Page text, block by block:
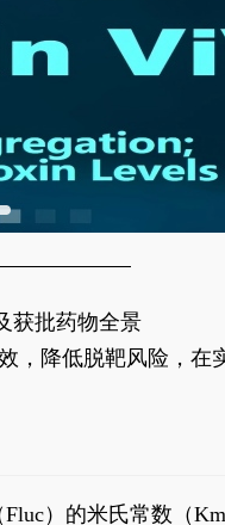
获批药物全景
降低脱靶风险，在
）的米氏常数（